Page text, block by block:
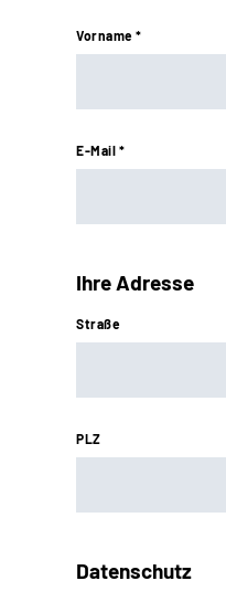
Vorname *
E-Mail *
Ihre Adresse
Straße
PLZ
Datenschutz